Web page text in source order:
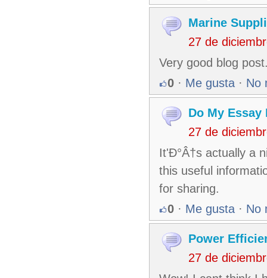
Marine
27 de
Very good blog
0 · Me gusta · No
Do My Essay
27 de
It'Ð°Â†s actually a
this useful
for sharing.
0 · Me gusta · No
Power
27 de